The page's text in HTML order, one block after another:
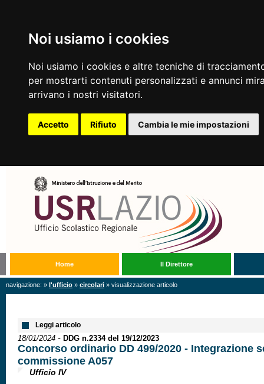
Noi usiamo i cookies
Noi usiamo i cookies e altre tecniche di
per mostrarti contenuti personalizzati e annunci
arrivano i nostri visitatori.
Accetto Rifiuto Cambia le mie impostazioni
Home Il Direttore
navigazione: » l'ufficio » circolari » visualizzazione articolo
Leggi articolo
18/01/2024 - DDG n.2334 del 19/12/2023
Concorso ordinario DD 499/2020 - Integrazione
commissione A057
Ufficio IV